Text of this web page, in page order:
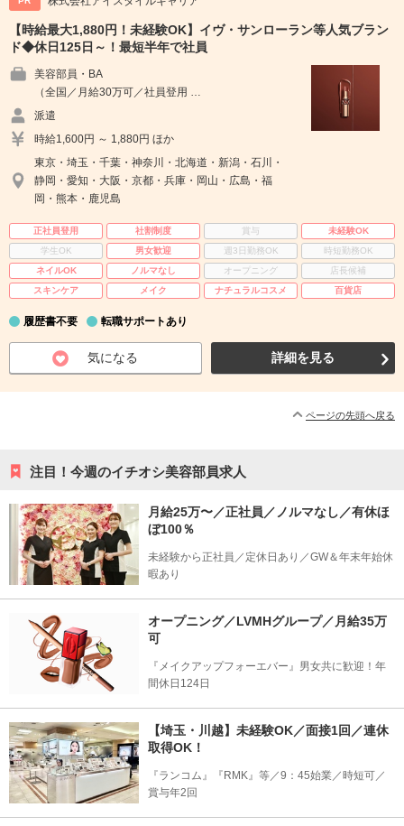
【時給最大1,880円！未経験OK】イヴ・サンローラン等人気ブラン
ド◆休日125日～！最短半年で社員
美容部員・BA
（全国／月給30万可／社員登用 …
派遣
時給1,600円 ～ 1,880円 ほか
東京・埼玉・千葉・神奈川・北海道・新潟・石川・
静岡・愛知・大阪・京都・兵庫・岡山・広島・福
岡・熊本・鹿児島
正社員登用 社割制度 賞与
未経験OK
学生OK
男女歓迎 週3日勤務OK
時短勤務OK
ネイルOK
ノルマなし オープニング
店長候補
スキンケア
メイク ナチュラルコスメ 百貨店
履歴書不要 転職サポートあり
気になる 詳細を見る
ページの先頭へ戻る
注目！今週のイチオシ美容部員求人
月給25万〜／正社員／ノルマなし／有休ほ
ぼ100％
未経験から正社員／定休日あり／GW＆年末年始休
暇あり
オープニング／LVMHグループ／月給35万
可
『メイクアップフォーエバー』男女共に歓迎！年
間休日124日
【埼玉・川越】未経験OK／面接1回／連休
取得OK！
『ランコム』『RMK』等／9：45始業／時短可／
賞与年2回